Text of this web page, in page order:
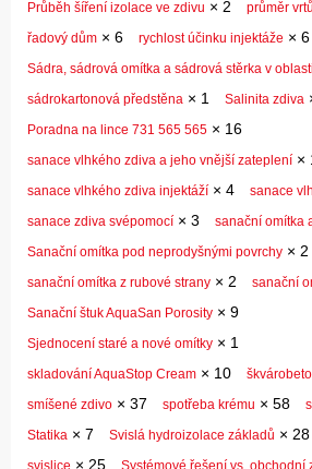
Průběh šíření izolace ve zdivu × 2 průměr vrtů
řadový dům × 6 rychlost účinku injektáže × 6
Sádra, sádrová omítka a sádrová stěrka v
sádrokartonová předstěna × 1 Salinita zdiva
Poradna na lince 731 565 565 × 16
sanace vlhkého zdiva a jeho vnější zateplení ×
sanace vlhkého zdiva injektáží × 4 sanace
sanace zdiva svépomocí × 3 sanační omítka
Sanační omítka pod neprodyšnými povrchy × 2
sanační omítka z rubové strany × 2 sanační
Sanační štuk AquaSan Porosity × 9
Sjednocení staré a nové omítky × 1
skladování AquaStop Cream × 10
smíšené zdivo × 37 spotřeba krému × 58
Statika × 7 Svislá hydroizolace základů × 28
svislice × 25 Systémové řešení vs. obchodní